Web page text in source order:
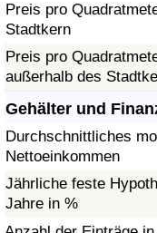
Preis pro
Stadtkern
Preis pro
außerhalb des
Gehälter und
Durchschnittliches
Nettoeinkommen
Jährliche feste
Jahre in %
Kriminalitäts-Index
Kriminalitätsindex